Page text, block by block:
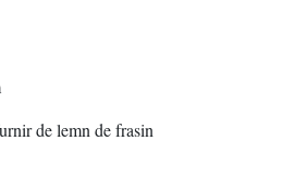
de lemn de frasin